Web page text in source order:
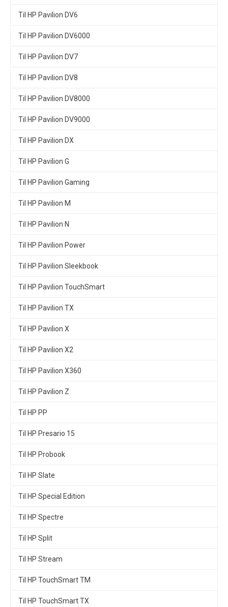
Til HP Pavilion DV6
Til HP Pavilion DV6000
Til HP Pavilion DV7
Til HP Pavilion DV8
Til HP Pavilion DV8000
Til HP Pavilion DV9000
Til HP Pavilion DX
Til HP Pavilion G
Til HP Pavilion Gaming
Til HP Pavilion M
Til HP Pavilion N
Til HP Pavilion Power
Til HP Pavilion Sleekbook
Til HP Pavilion TouchSmart
Til HP Pavilion TX
Til HP Pavilion X
Til HP Pavilion X2
Til HP Pavilion X360
Til HP Pavilion Z
Til HP PP
Til HP Presario 15
Til HP Probook
Til HP Slate
Til HP Special Edition
Til HP Spectre
Til HP Split
Til HP Stream
Til HP TouchSmart TM
Til HP TouchSmart TX